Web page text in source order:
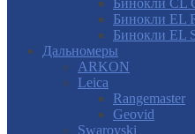
Бинокли CL
Бинокли EL
Бинокли EL
Дальномеры
ARKON
Leica
Rangemaster
Geovid
Swarovski